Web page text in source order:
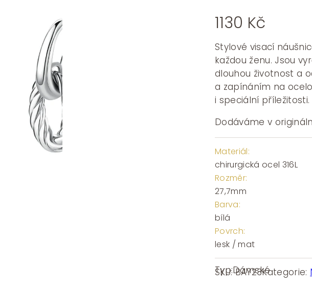
1130 Kč
Stylové visací
každou ženu. Jsou
dlouhou životnost a
a zapínáním na
i speciální
Dodáváme v
Materiál:
chirurgická ocel 316L
Rozměr:
27,7mm
Barva:
bílá
Povrch:
lesk / mat
SKU:BAY23Kategorie:
Typ:Dámské